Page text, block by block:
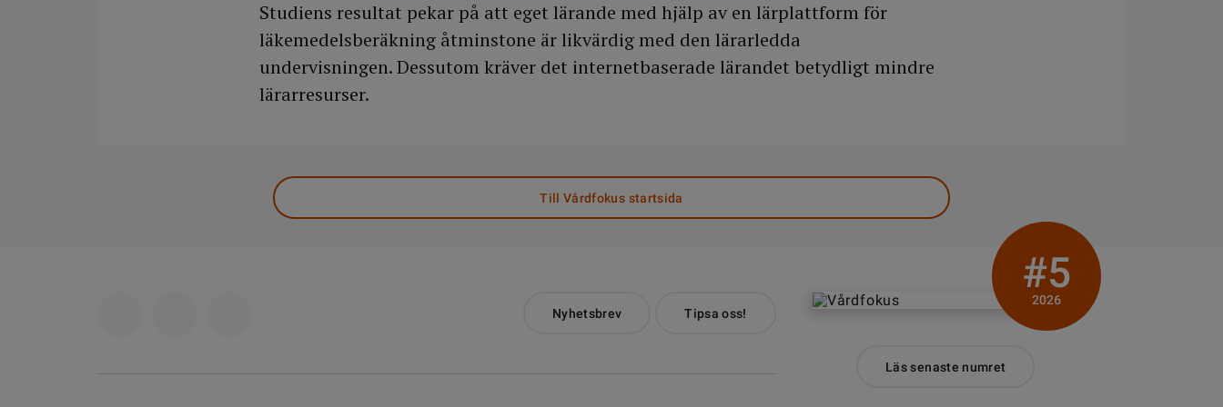
Studiens resultat pekar på att eget lärande med hjälp av en lärplattform för
läkemedelsberäkning åtminstone är likvärdig med den lärarledda
undervisningen. Dessutom kräver det internetbaserade lärandet betydligt mindre
lärarresurser.
Till Vårdfokus startsida
Nyhetsbrev Tipsa oss!
#5
2026
Läs senaste numret